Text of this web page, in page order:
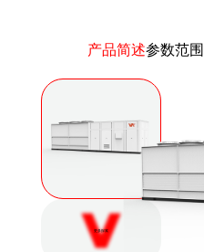
产品简述参数范围
更多探索